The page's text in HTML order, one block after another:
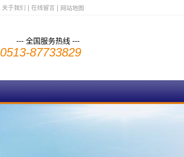
关于我们 在线留言 网站地图
--- 全国服务热线 ---
0513-87733829